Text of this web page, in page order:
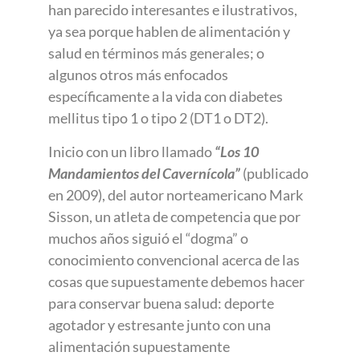
han parecido interesantes e ilustrativos,
ya sea porque hablen de alimentación y
salud en términos más generales; o
algunos otros más enfocados
específicamente a la vida con diabetes
mellitus tipo 1 o tipo 2 (DT1 o DT2).
Inicio con un libro llamado“Los 10
Mandamientos del Cavernícola”(publicado
en 2009), del autor norteamericano Mark
Sisson, un atleta de competencia que por
muchos años siguió el “dogma” o
conocimiento convencional acerca de las
cosas que supuestamente debemos hacer
para conservar buena salud: deporte
agotador y estresante junto con una
alimentación supuestamente